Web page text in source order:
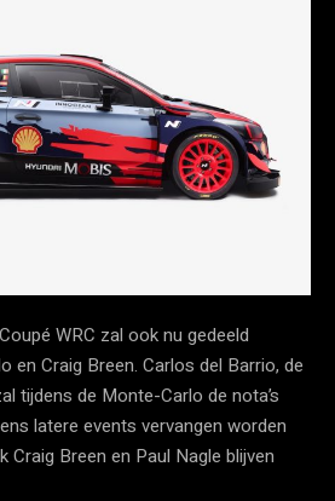
WRC zal ook nu gedeeld
en Craig Breen. Carlos del Barrio, de
tijdens de Monte-Carlo de nota’s
latere events vervangen worden
Craig Breen en Paul Nagle blijven